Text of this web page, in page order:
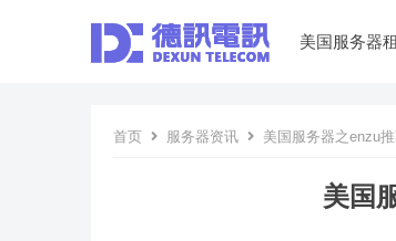
美国服务器
首页 服务器资讯 美国服务器之enzu
美国